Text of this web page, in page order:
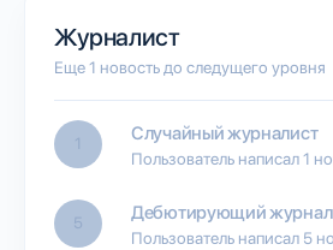
Журналист
Еще 1 новость до следущего уровня
1 Случайный журналист
Пользователь написал 1
5 Дебютирующий
Пользователь написал 5